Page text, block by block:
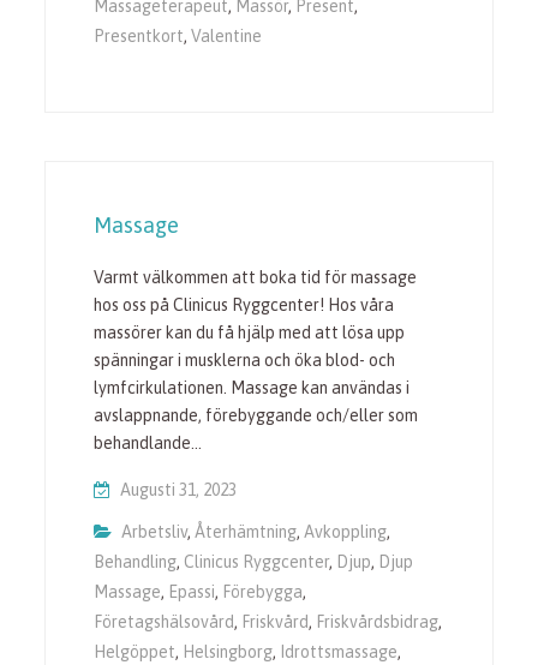
Massageterapeut, Massör, Present,
Presentkort,Valentine
Massage
Varmt välkommen att boka tid för massage
hos oss på Clinicus Ryggcenter! Hos våra
massörer kan du få hjälp med att lösa upp
spänningar i musklerna och öka blod- och
lymfcirkulationen. Massage kan användas i
avslappnande, förebyggande och/eller som
behandlande…
Augusti 31, 2023
Arbetsliv,Återhämtning,Avkoppling,
Behandling, Clinicus Ryggcenter, Djup, Djup
Massage, Epassi, Förebygga,
Företagshälsovård, Friskvård, Friskvårdsbidrag,
Helgöppet, Helsingborg, Idrottsmassage,